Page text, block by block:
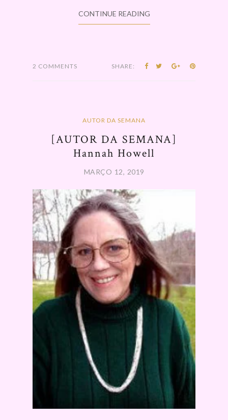
CONTINUE READING
2 COMMENTS SHARE:
AUTOR DA SEMANA
[AUTOR DA SEMANA]
Hannah Howell
MARÇO 12, 2019